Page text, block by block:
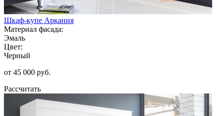
Шкаф-купе Аркания
Материал фасада:
Эмаль
Цвет:
Черный
от 45 000 руб.
Рассчитать